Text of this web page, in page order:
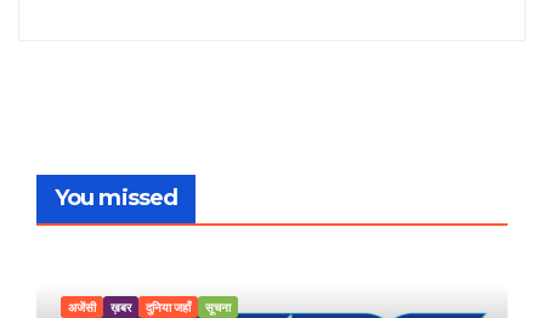
You missed
अजेंसी ख़बर दुनिया जहाँ सूचना